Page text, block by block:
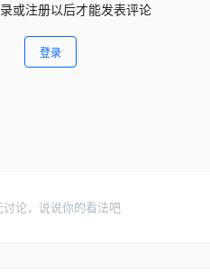
或注册以后才能发表评论
登录
讨论，说说你的看法吧